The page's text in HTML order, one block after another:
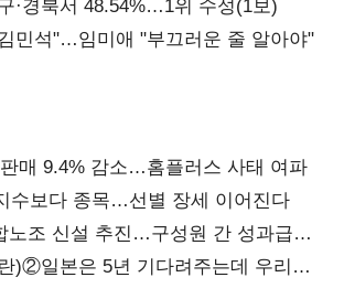
·경북서 48.54%…1위 수성(1보)
민석"…임미애 "부끄러운 줄 알아야"
매 9.4% 감소…홈플러스 사태 여파
수보다 종목…선별 장세 이어진다
노조 신설 추진…구성원 간 성과급
)②일본은 5년 기다려주는데 우리는